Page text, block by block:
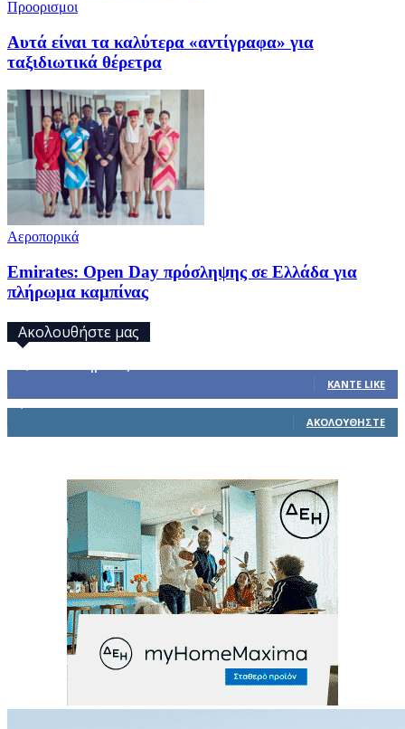
Προορισμοι
Αυτά είναι τα καλύτερα «αντίγραφα» για
ταξιδιωτικά θέρετρα
Αεροπορικά
Emirates: Open Day πρόσληψης σε Ελλάδα για
πλήρωμα καμπίνας
Ακολουθήστε μας
ΚΆΝΤΕ LIKE
ΑΚΟΛΟΥΘΉΣΤΕ